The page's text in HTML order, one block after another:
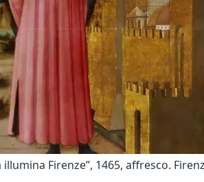
Firenze”, 1465, affresco.